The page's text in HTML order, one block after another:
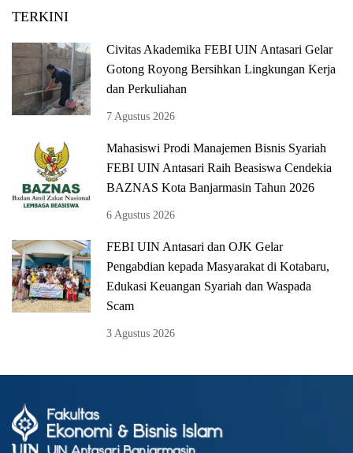
TERKINI
Civitas Akademika FEBI UIN Antasari Gelar
Gotong Royong Bersihkan Lingkungan Kerja
dan Perkuliahan
7 Agustus 2026
Mahasiswi Prodi Manajemen Bisnis Syariah
FEBI UIN Antasari Raih Beasiswa Cendekia
BAZNAS Kota Banjarmasin Tahun 2026
6 Agustus 2026
FEBI UIN Antasari dan OJK Gelar
Pengabdian kepada Masyarakat di Kotabaru,
Edukasi Keuangan Syariah dan Waspada
Scam
3 Agustus 2026